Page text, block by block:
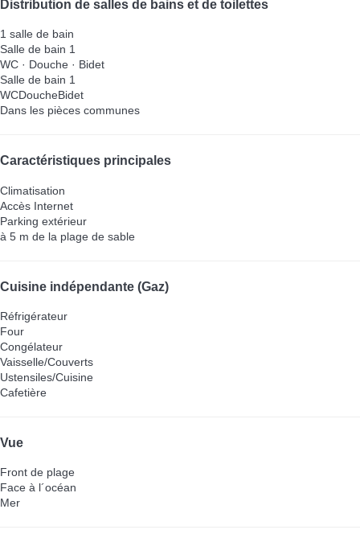
Distribution de salles de bains et de toilettes
1 salle de bain
Salle de bain 1
WC · Douche · Bidet
Salle de bain 1
WCDoucheBidet
Dans les pièces communes
Caractéristiques principales
Climatisation
Accès Internet
Parking extérieur
à 5 m de la plage de sable
Cuisine indépendante (Gaz)
Réfrigérateur
Four
Congélateur
Vaisselle/Couverts
Ustensiles/Cuisine
Cafetière
Vue
Front de plage
Face à l´océan
Mer